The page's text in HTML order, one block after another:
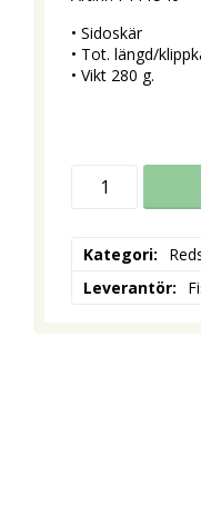
• Sidoskär
• Tot. längd/
• Vikt 280 g.
Kategori
Leverantör